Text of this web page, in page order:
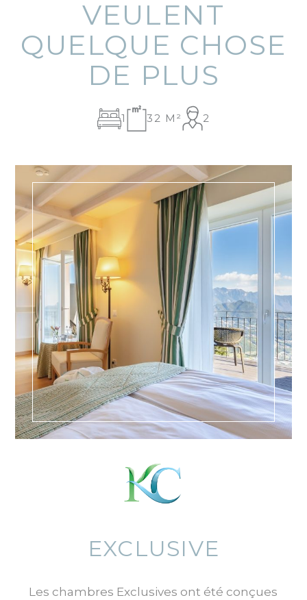
VEULENT
QUELQUE CHOSE
DE PLUS
1 32 M² 2
EXCLUSIVE
Les chambres Exclusives ont été conçues